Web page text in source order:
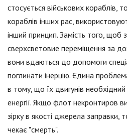
стосується військових кораблів,
кораблів інших рас,
інший принцип. Замість того, щоб
сверхсветовие переміщення за
вони вдаються до допомоги
поглинати інерцію. Єдина
в тому, що їх двигунів необхідний
енергії. Якщо флот некронтиров
зірку в якості джерела заправки,
чекає "смерть".